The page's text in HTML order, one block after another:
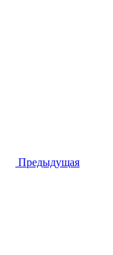
Предыдущая